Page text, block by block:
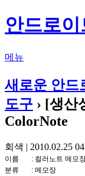
안드로이
메뉴
새로운 안드
도구 › [생산
ColorNote
회색 | 2010.02.25
이름 : 컬러노트 메모
분류 : 메모장